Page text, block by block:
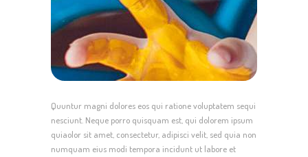
Quuntur magni dolores eos qui ratione voluptatem sequi
nesciunt. Neque porro quisquam est, qui dolorem ipsum
quiaolor sit amet, consectetur, adipisci velit, sed quia non
numquam eius modi tempora incidunt ut labore et